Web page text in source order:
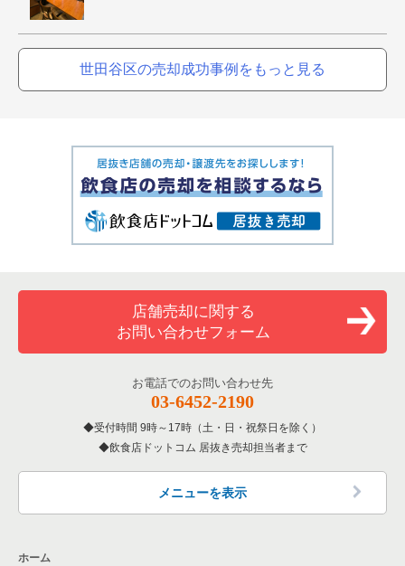
世田谷区の売却成功事例をもっと見る
店舗売却に関する
お問い合わせフォーム
お電話でのお問い合わせ先
03-6452-2190
受付時間 9時～17時（土・日・祝祭日を除く）
飲食店ドットコム 居抜き売却担当者まで
メニューを表示
ホーム